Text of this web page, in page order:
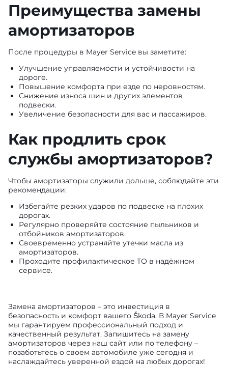
Преимущества замены
амортизаторов
После процедуры в Mayer Service вы заметите:
Улучшение управляемости и устойчивости на
дороге.
Повышение комфорта при езде по неровностям.
Снижение износа шин и других элементов
подвески.
Увеличение безопасности для вас и пассажиров.
Как продлить срок
службы амортизаторов?
Чтобы амортизаторы служили дольше, соблюдайте эти
рекомендации:
Избегайте резких ударов по подвеске на плохих
дорогах.
Регулярно проверяйте состояние пыльников и
отбойников амортизаторов.
Своевременно устраняйте утечки масла из
амортизаторов.
Проходите профилактическое ТО в надёжном
сервисе.
Замена амортизаторов – это инвестиция в
безопасность и комфорт вашего Škoda. В Mayer Service
мы гарантируем профессиональный подход и
качественный результат. Запишитесь на замену
амортизаторов через наш сайт или по телефону –
позаботьтесь о своём автомобиле уже сегодня и
наслаждайтесь уверенной ездой на любых дорогах!